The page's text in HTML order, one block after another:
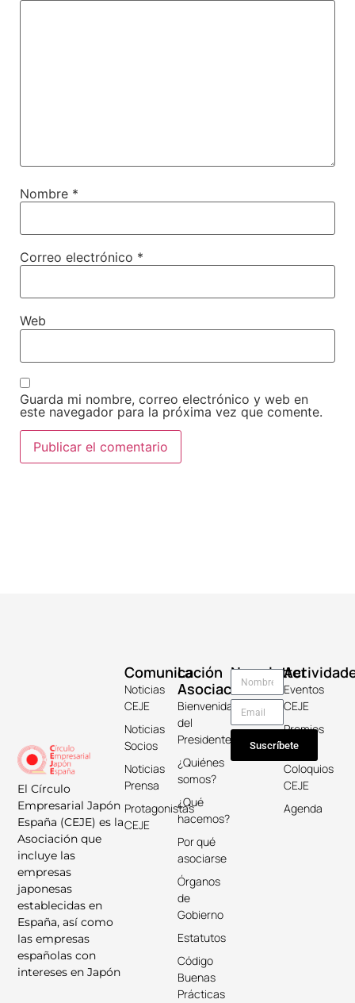
Nombre *
Correo electrónico *
Web
Guarda mi nombre, correo electrónico y web en
este navegador para la próxima vez que comente.
El Círculo
Empresarial Japón
España (CEJE) es la
Asociación que
incluye las
empresas
japonesas
establecidas en
España, así como
las empresas
españolas con
intereses en Japón
La
Asociación
Bienvenida
del
Presidente
¿Quiénes
somos?
¿Qué
hacemos?
Por qué
asociarse
Órganos
de
Gobierno
Estatutos
Código
Buenas
Prácticas
Comunicación
Noticias
CEJE
Noticias
Socios
Noticias
Prensa
Protagonistas
CEJE
Eventos
CEJE
Premios
Keicho
Coloquios
CEJE
Agenda
Newsletter
Suscríbete